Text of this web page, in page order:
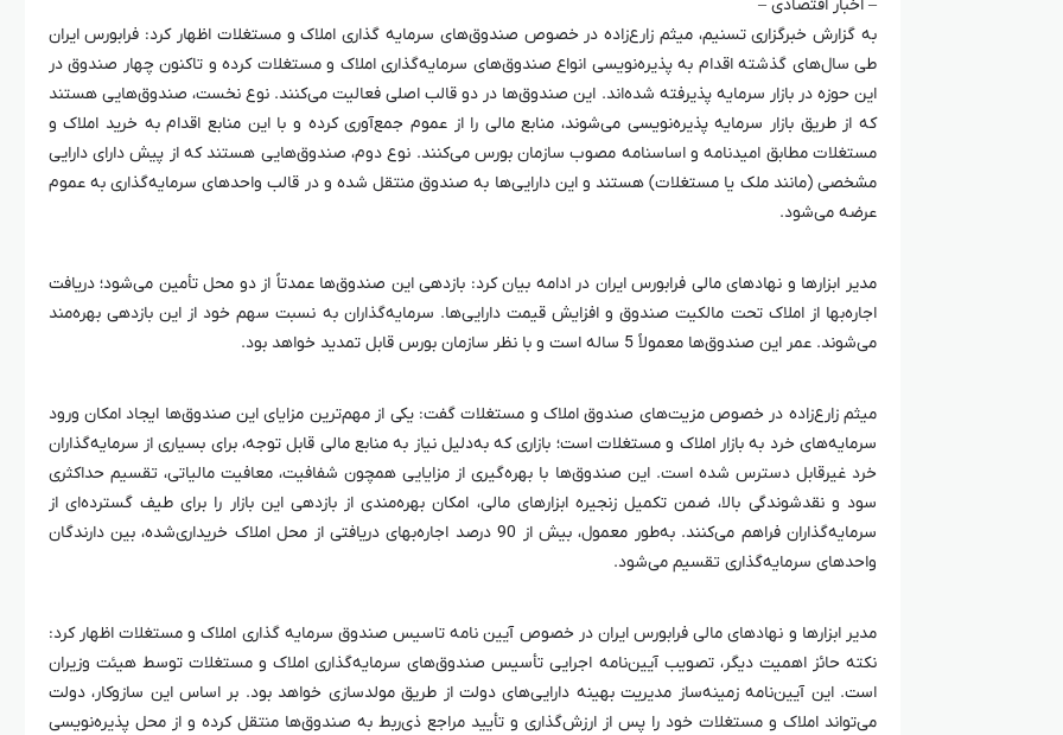
– اخبار اقتصادی –
به گزارش خبرگزاری تسنیم، میثم زارع‌زاده در خصوص صندوق‌های سرمایه گذاری املاک و مستغلات اظهار کرد: فرابورس ایران
طی سال‌های گذشته اقدام به پذیره‌نویسی انواع صندوق‌های سرمایه‌گذاری املاک و مستغلات کرده و تاکنون چهار صندوق در
این حوزه در بازار سرمایه پذیرفته شده‌اند. این صندوق‌ها در دو قالب اصلی فعالیت می‌کنند. نوع نخست، صندوق‌هایی هستند
که از طریق بازار سرمایه پذیره‌نویسی می‌شوند، منابع مالی را از عموم جمع‌آوری کرده و با این منابع اقدام به خرید املاک و
مستغلات مطابق امیدنامه و اساسنامه مصوب سازمان بورس می‌کنند. نوع دوم، صندوق‌هایی هستند که از پیش دارای دارایی
مشخصی (مانند ملک یا مستغلات) هستند و این دارایی‌ها به صندوق منتقل شده و در قالب واحد‌های سرمایه‌گذاری به عموم
عرضه می‌شود.
مدیر ابزار‌ها و نهاد‌های مالی فرابورس ایران در ادامه بیان کرد: بازدهی این صندوق‌ها عمدتاً از دو محل تأمین می‌شود؛ دریافت
اجاره‌بها از املاک تحت مالکیت صندوق و افزایش قیمت دارایی‌ها. سرمایه‌گذاران به نسبت سهم خود از این بازدهی بهره‌مند
می‌شوند. عمر این صندوق‌ها معمولاً 5 ساله است و با نظر سازمان بورس قابل تمدید خواهد بود.
میثم زارع‌زاده در خصوص مزیت‌های صندوق املاک و مستغلات گفت: یکی از مهم‌ترین مزایای این صندوق‌ها ایجاد امکان ورود
سرمایه‌های خرد به بازار املاک و مستغلات است؛ بازاری که به‌دلیل نیاز به منابع مالی قابل توجه، برای بسیاری از سرمایه‌گذاران
خرد غیرقابل دسترس شده است. این صندوق‌ها با بهره‌گیری از مزایایی همچون شفافیت، معافیت مالیاتی، تقسیم حداکثری
سود و نقدشوندگی بالا، ضمن تکمیل زنجیره ابزار‌های مالی، امکان بهره‌مندی از بازدهی این بازار را برای طیف گسترده‌ای از
سرمایه‌گذاران فراهم می‌کنند. به‌طور معمول، بیش از 90 درصد اجاره‌بهای دریافتی از محل املاک خریداری‌شده، بین دارندگان
واحد‌های سرمایه‌گذاری تقسیم می‌شود.
مدیر ابزار‌ها و نهاد‌های مالی فرابورس ایران در خصوص آیین نامه تاسیس صندوق سرمایه گذاری املاک و مستغلات اظهار کرد:
نکته حائز اهمیت دیگر، تصویب آیین‌نامه اجرایی تأسیس صندوق‌های سرمایه‌گذاری املاک و مستغلات توسط هیئت وزیران
است. این آیین‌نامه زمینه‌ساز مدیریت بهینه دارایی‌های دولت از طریق مولدسازی خواهد بود. بر اساس این سازوکار، دولت
می‌تواند املاک و مستغلات خود را پس از ارزش‌گذاری و تأیید مراجع ذی‌ربط به صندوق‌ها منتقل کرده و از محل پذیره‌نویسی